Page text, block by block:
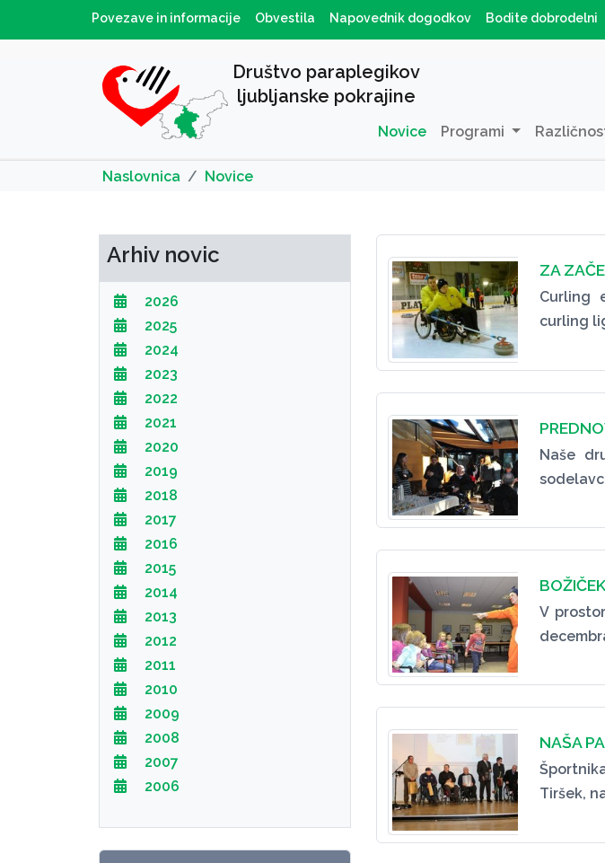
Povezave in informacije Obvestila Napovednik dogodkov Bodite dobrodelni
Društvo paraplegikov
ljubljanske pokrajine
Novice Programi
Naslovnica Novice
Arhiv novic
2026
2025
2024
2023
2022
2021
2020
2019
2018
2017
2016
2015
2014
2013
2012
2011
2010
2009
2008
2007
2006
ZA
Curling
curling
Naše
V
NAŠA
Tiršek,